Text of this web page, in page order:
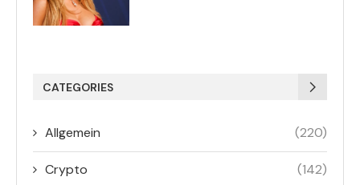
CATEGORIES
Allgemein (220)
Crypto (142)